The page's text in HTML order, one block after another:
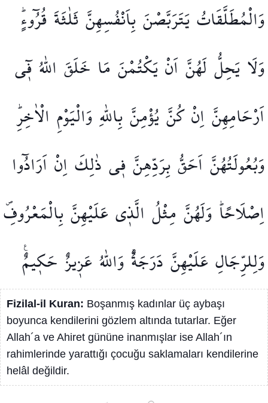
وَالْمُطَلَّقَاتُيَتَرَبَّصْنَبِاَنْفُسِهِنَّثَلٰثَةَ قُرُٓوءٍۜ
وَلَا يَحِلُّلَهُنَّاَنْيَكْتُمْنَ مَا خَلَقَ اللّٰهُف۪ٓي
اَرْحَامِهِنَّاِنْكُنَّيُؤْمِنَّبِاللّٰهِوَالْيَوْمِ الْاٰخِرِۜ
وَبُعُولَتُهُنَّاَحَقُّبِرَدِّهِنَّ ف۪ي ذٰلِكَاِنْاَرَادُٓوا
اِصْلَاحًاۜ وَلَهُنَّ مِثْلُ الَّذ۪ي عَلَيْهِنَّبِالْمَعْرُوفِۖ
وَلِلرِّجَالِ عَلَيْهِنَّ دَرَجَةٌۜوَاللّٰهُ عَز۪يزٌ حَك۪يمٌ۟
Fizilal-il Kuran: Boşanmış kadınlar üç aybaşı
boyunca kendilerini gözlem altında tutarlar. Eğer
Allah´a ve Ahiret gününe inanmışlar ise Allah´ın
rahimlerinde yarattığı çocuğu saklamaları kendilerine
helâl değildir.